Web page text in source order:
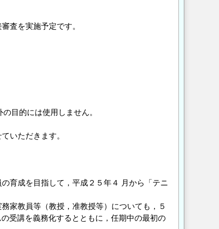
査を実施予定です。
目的には使用しません。
いただきます。
育成を目指して，平成２５年４ 月から「テニ
家教員等（教授，准教授等）についても，５
受講を義務化するとともに，任期中の最初の